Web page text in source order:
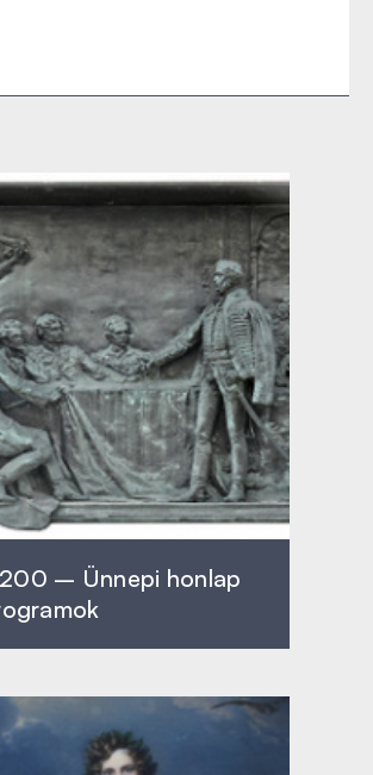
– Ünnepi honlap